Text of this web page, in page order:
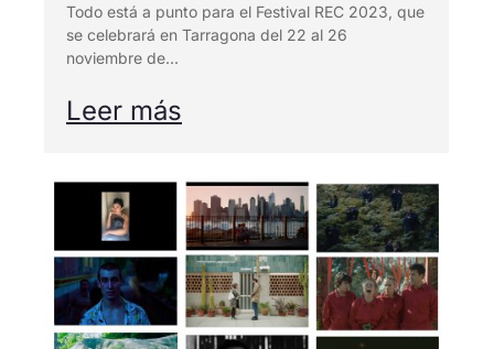
Todo está a punto para el Festival REC 2023, que
se celebrará en Tarragona del 22 al 26
noviembre de...
Leer más